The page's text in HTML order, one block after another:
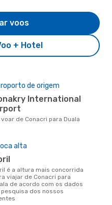
+ Hotel
voos
de origem
voar de Conacri para Duala
alta
viajar de Conacri para
de acordo com os dados
pesquisa dos nossos